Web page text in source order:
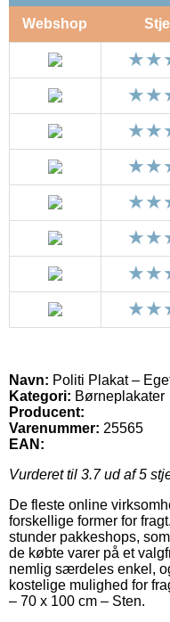
Webshop
Navn: Politi Plakat –
Kategori: Børneplakater
Producent:
Varenummer: 25565
EAN:
Vurderet til 3.7ud af 5
De fleste online
forskellige former for
stunder pakkeshops,
de købte varer på et
nemlig særdeles enkel,
kostelige mulighed for
– 70 x 100 cm – Sten.